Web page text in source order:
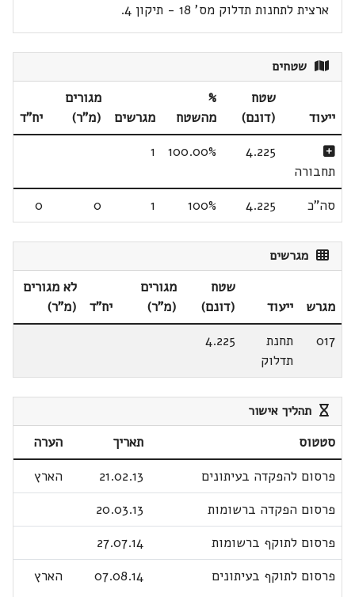
ארצית לתחנות תדלוק מס' 18 - תיקון 4.
שטחים
ייעוד
שטח
(דונם)
%
מהשטח
מגרשים
מגורים
(מ"ר)
יח"ד
תחבורה
4.225
100.00%
1
סה"כ 4.225
100%
1
0
0
מגרשים
מגרש ייעוד
שטח
(דונם)
מגורים
(מ"ר)
יח"ד
לא מגורים
(מ"ר)
017
תחנת
תדלוק
4.225
תהליך אישור
סטטוס תאריך
הערה
פרסום להפקדה בעיתונים
21.02.13
הארץ
פרסום הפקדה ברשומות
20.03.13
פרסום לתוקף ברשומות
27.07.14
פרסום לתוקף בעיתונים
07.08.14 הארץ